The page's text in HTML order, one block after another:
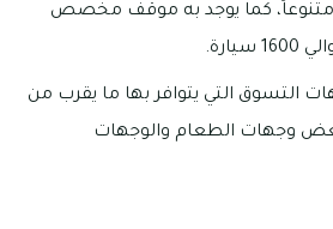
70 متجراً متنوعاً، كما يوجد به موقف مخصص
التسوق التي يتوافر بها ما يقرب من
بعض وجهات الطعام والوجهات